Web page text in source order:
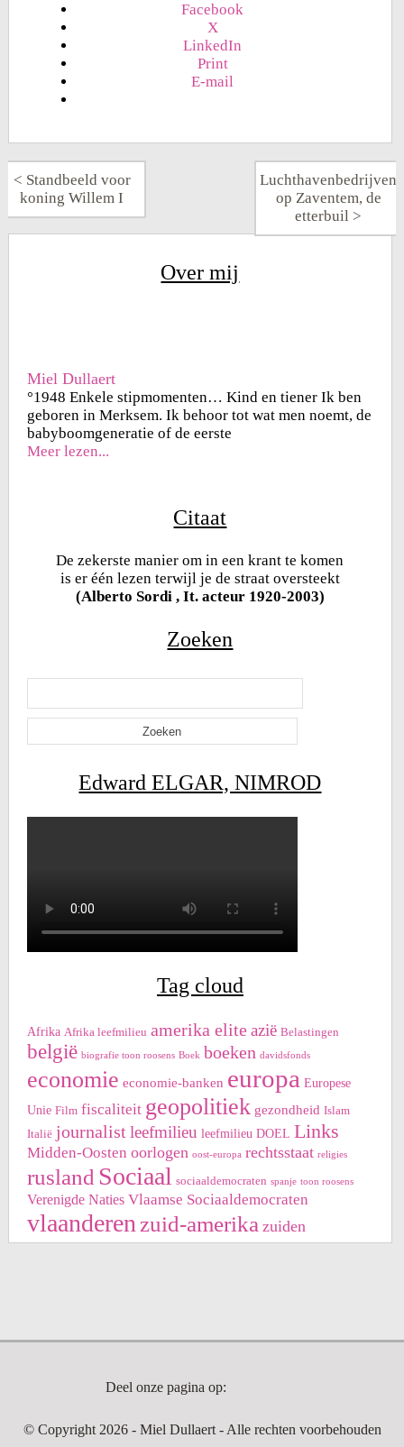
Facebook
X
LinkedIn
Print
E-mail
< Standbeeld voor
koning Willem I
Luchthavenbedrijven
op Zaventem, de
etterbuil>
Over mij
Miel Dullaert
°1948 Enkele stipmomenten… Kind en tiener Ik ben
geboren in Merksem. Ik behoor tot wat men noemt, de
babyboomgeneratie of de eerste
Meer lezen...
Citaat
De zekerste manier om in een krant te komen
is er één lezen terwijl je de straat oversteekt
(Alberto Sordi , It. acteur 1920-2003)
Zoeken
Zoeken
Edward ELGAR, NIMROD
Tag cloud
Afrika Afrika leefmilieu amerika eliteazië Belastingen
belgië biografie toon roosens Boek boeken davidsfonds
economie economie-banken europa Europese
Unie Film fiscaliteit geopolitiek gezondheid Islam
Italië journalist leefmilieu leefmilieu DOEL Links
Midden-Oosten oorlogen oost-europa rechtsstaat religies
rusland Sociaal sociaaldemocraten spanje toon roosens
Verenigde Naties Vlaamse Sociaaldemocraten
vlaanderen zuid-amerika zuiden
Deel onze pagina op:
© Copyright 2026 ‐ Miel Dullaert ‐ Alle rechten voorbehouden